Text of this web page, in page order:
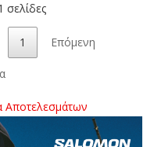
σελίδες
1 Επόμενη
Αποτελεσμάτων